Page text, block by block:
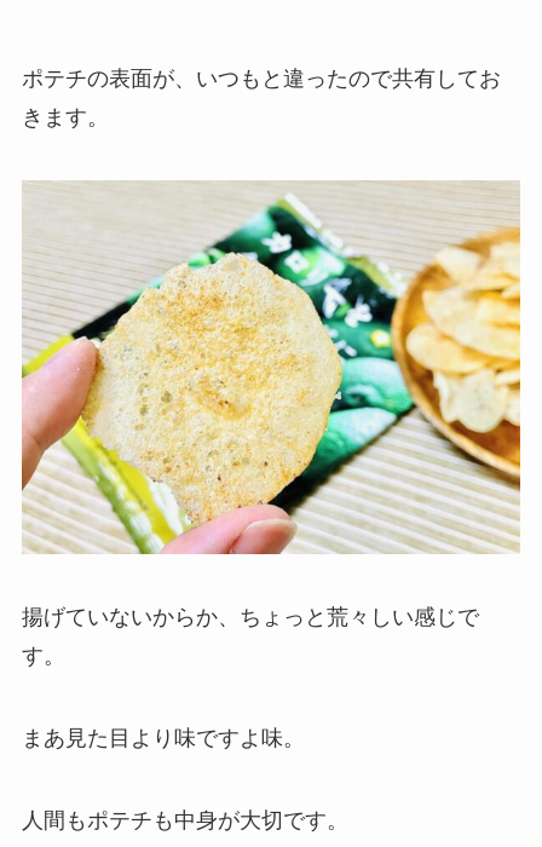
ポテチの表面が、いつもと違ったので共有してお
きます。
揚げていないからか、ちょっと荒々しい感じで
す。
まあ見た目より味ですよ味。
人間もポテチも中身が大切です。